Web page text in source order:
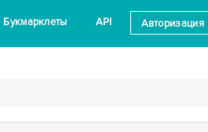
Букмарклеты API Авторизация